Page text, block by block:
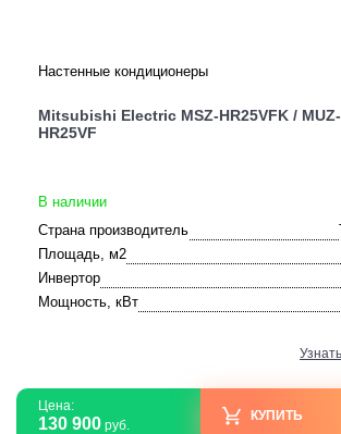
Настенные кондиционеры
Mitsubishi Electric MSZ-HR25VFK / MUZ-
HR25VF
В наличии
Страна производитель
Площадь, м2
Инвертор
Мощность, кВт
Цена:
130 900 руб.
КУПИТЬ